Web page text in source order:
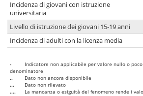
Incidenza di giovani con istruzione
universitaria
Livello di istruzione dei giovani 15-19 anni
Incidenza di adulti con la licenza media
-
Indicatore non applicabile per valore nullo o
denominatore
..
Dato non ancora disponibile
...
Dato non rilevato
....
La mancanza o esiguità del fenomeno rende i